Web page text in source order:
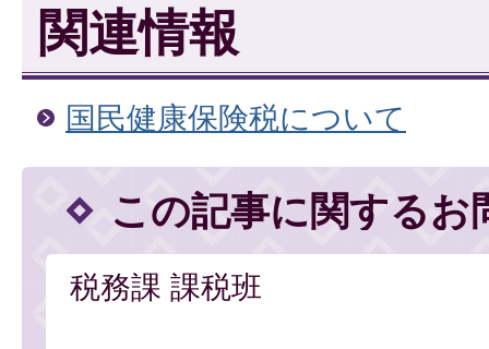
関連情報
国民健康保険税について
この記事に関するお
税務課 課税班